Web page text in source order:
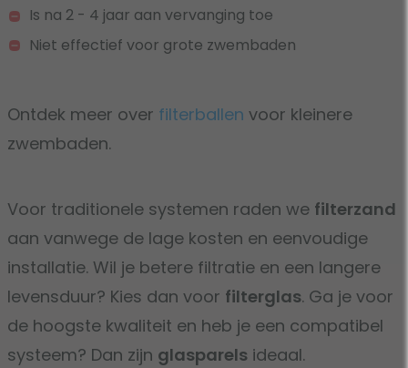
Is na 2 - 4 jaar aan vervanging toe
Niet effectief voor grote zwembaden
Ontdek meer over filterballen voor kleinere
zwembaden.
Voor traditionele systemen raden we filterzand
aan vanwege de lage kosten en eenvoudige
installatie. Wil je betere filtratie en een langere
levensduur? Kies dan voor filterglas. Ga je voor
de hoogste kwaliteit en heb je een compatibel
systeem? Dan zijn glasparels ideaal.